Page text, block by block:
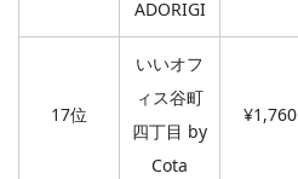
ADORIGI
17位
いいオフ
ィス谷町
四丁目 by
Cota
¥1,760